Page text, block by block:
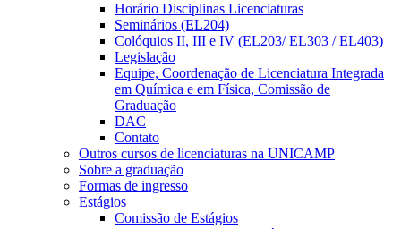
Horário Disciplinas Licenciaturas
Seminários (EL204)
Colóquios II, III e IV (EL203/ EL303 / EL403)
Legislação
Equipe, Coordenação de Licenciatura Integrada
em Química e em Física, Comissão de
Graduação
DAC
Contato
Outros cursos de licenciaturas na UNICAMP
Sobre a graduação
Formas de ingresso
Estágios
Comissão de Estágios